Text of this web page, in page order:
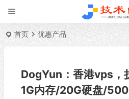
首页 优惠产品
DogYun：香港vps，
1G内存/20G硬盘/